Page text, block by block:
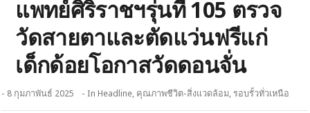
แพทย์ศิริราชฯรุ่นที่ 105 ตรวจ
วัดสายตาและตัดแว่นฟรีแก่
เด็กด้อยโอกาสวัดดอนจั่น
- 8 กุมภาพันธ์ 2025 - InHeadline, คุณภาพชีวิต-สิ่งแวดล้อม, รอบรั้วทั่วเหนือ